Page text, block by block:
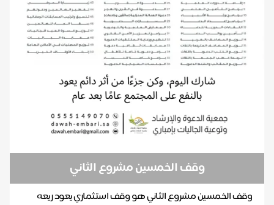
وقف الخمسين مشروع الثاني
وقف الخمسين مشروع الثاني هو وقف استثماري يعود ريعه